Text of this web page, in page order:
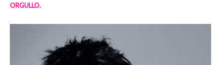
ORGULLO.